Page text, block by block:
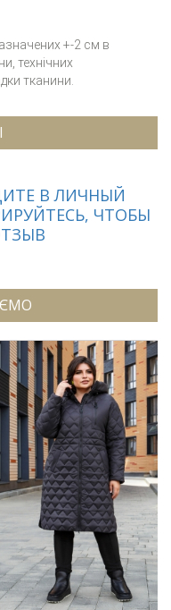
+-2 см в
технічних
тканини.
В ЛИЧНЫЙ
ЧТОБЫ